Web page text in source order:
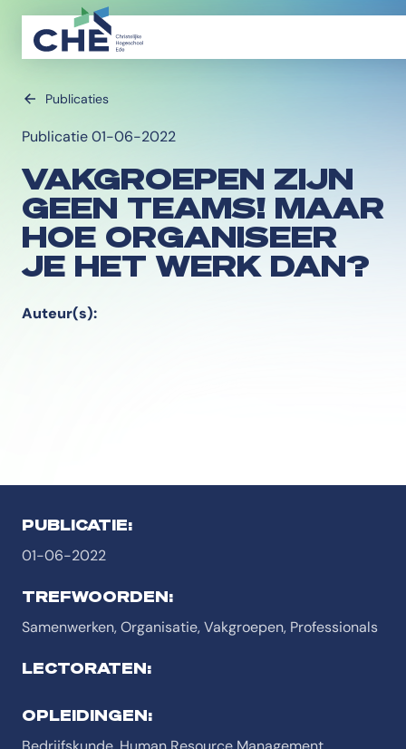
Publicaties
Publicatie 01-06-2022
VAKGROEPEN ZIJN
GEEN TEAMS! MAAR
HOE ORGANISEER
JE HET WERK DAN?
Auteur(s):
PUBLICATIE:
01-06-2022
TREFWOORDEN:
Samenwerken, Organisatie, Vakgroepen, Professionals
LECTORATEN:
OPLEIDINGEN: